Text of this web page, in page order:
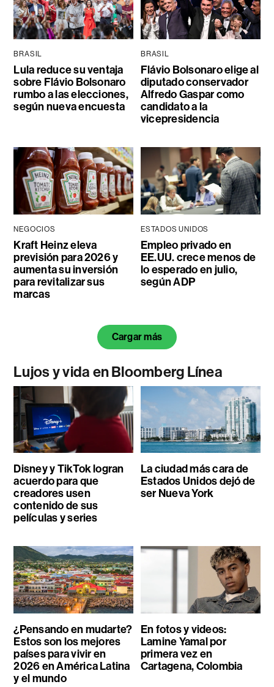
BRASIL
Lula reduce su ventaja
sobre Flávio Bolsonaro
rumbo a las elecciones,
según nueva encuesta
BRASIL
Flávio Bolsonaro elige al
diputado conservador
Alfredo Gaspar como
candidato a la
vicepresidencia
NEGOCIOS
Kraft Heinz eleva
previsión para 2026 y
aumenta su inversión
para revitalizar sus
marcas
ESTADOS UNIDOS
Empleo privado en
EE.UU. crece menos de
lo esperado en julio,
según ADP
Cargar más
Lujos y vida en Bloomberg Línea
Disney y TikTok logran
acuerdo para que
creadores usen
contenido de sus
películas y series
La ciudad más cara de
Estados Unidos dejó de
ser Nueva York
¿Pensando en mudarte?
Estos son los mejores
países para vivir en
2026 en América Latina
y el mundo
En fotos y videos:
Lamine Yamal por
primera vez en
Cartagena, Colombia